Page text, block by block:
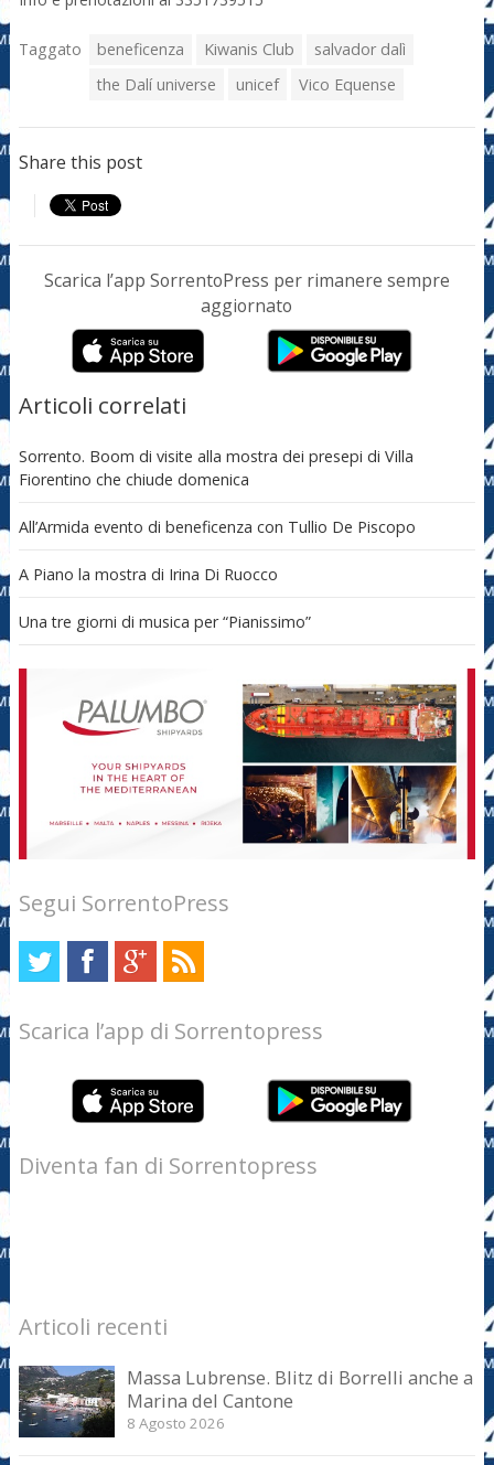
Taggato beneficenza Kiwanis Club
salvador dalì
the Dalí universe
unicef Vico Equense
Share this post
Scarica l’app SorrentoPress per rimanere sempre
aggiornato
Articoli correlati
Sorrento. Boom di visite alla mostra dei presepi di Villa
Fiorentino che chiude domenica
All’Armida evento di beneficenza con Tullio De Piscopo
A Piano la mostra di Irina Di Ruocco
Una tre giorni di musica per “Pianissimo”
Segui SorrentoPress
Scarica l’app di Sorrentopress
Diventa fan di Sorrentopress
Articoli recenti
Massa Lubrense. Blitz di Borrelli anche a
Marina del Cantone
8 Agosto 2026